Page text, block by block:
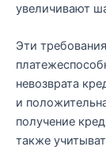
увеличивают
Эти
невозврата
и
получение
также